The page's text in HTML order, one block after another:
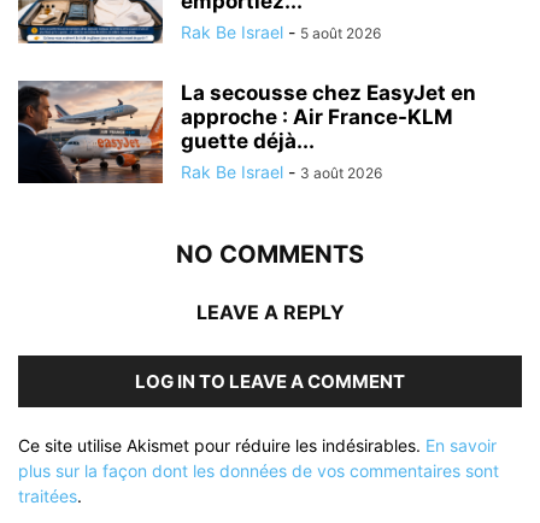
Rak Be Israel - 5 août 2026
La secousse chez EasyJet en
approche : Air France-KLM
guette déjà...
Rak Be Israel - 3 août 2026
NO COMMENTS
LEAVE A REPLY
LOG IN TO LEAVE A COMMENT
Ce site utilise Akismet pour réduire les indésirables. En savoir
plus sur la façon dont les données de vos commentaires sont
traitées.